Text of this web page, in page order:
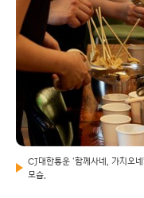
CJ대한통운 ‘함께사네, 가치오
모습.